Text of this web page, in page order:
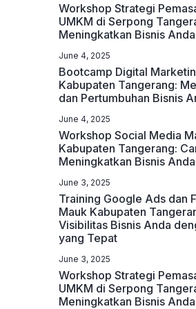
Workshop Strategi
UMKM di Serpong
Meningkatkan Bisnis
June 4, 2025
Bootcamp Digital
Kabupaten Tangerang:
dan Pertumbuhan Bisnis
June 4, 2025
Workshop Social Media
Kabupaten Tangerang:
Meningkatkan Bisnis
June 3, 2025
Training Google Ads dan
Mauk Kabupaten
Visibilitas Bisnis Anda
yang Tepat
June 3, 2025
Workshop Strategi
UMKM di Serpong
Meningkatkan Bisnis